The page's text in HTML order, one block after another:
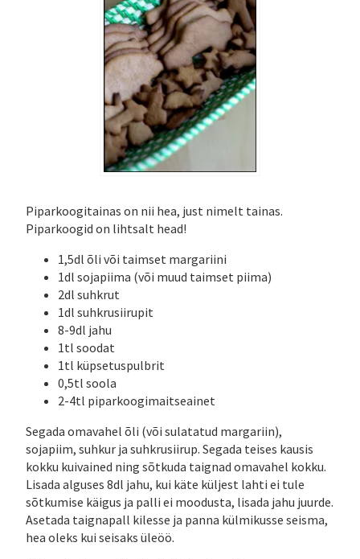
Piparkoogitainas on nii hea, just nimelt tainas.
Piparkoogid on lihtsalt head!
1,5dl õli või taimset margariini
1dl sojapiima (või muud taimset piima)
2dl suhkrut
1dl suhkrusiirupit
8-9dl jahu
1tl soodat
1tl küpsetuspulbrit
0,5tl soola
2-4tl piparkoogimaitseainet
Segada omavahel õli (või sulatatud margariin),
sojapiim, suhkur ja suhkrusiirup. Segada teises kausis
kokku kuivained ning sõtkuda taignad omavahel kokku.
Lisada alguses 8dl jahu, kui käte küljest lahti ei tule
sõtkumise käigus ja palli ei moodusta, lisada jahu juurde.
Asetada taignapall kilesse ja panna külmikusse seisma,
hea oleks kui seisaks üleöö.